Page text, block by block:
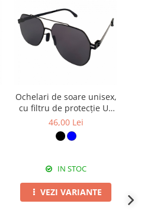
Ochelari de soare unisex,
cu filtru de protecție UV
400, cu toc cadou, OSX15
46,00 Lei
IN STOC
VEZI VARIANTE